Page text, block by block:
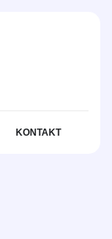
KONTAKT